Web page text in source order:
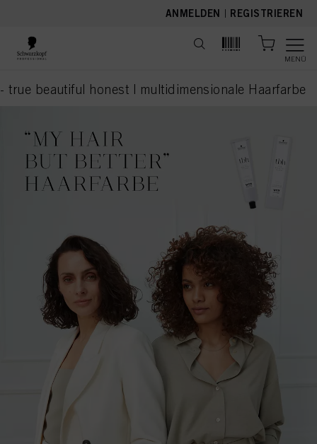
ANMELDEN | REGISTRIEREN
MENÜ
true beautiful honest | multidimensionale Haarfarbe
current page